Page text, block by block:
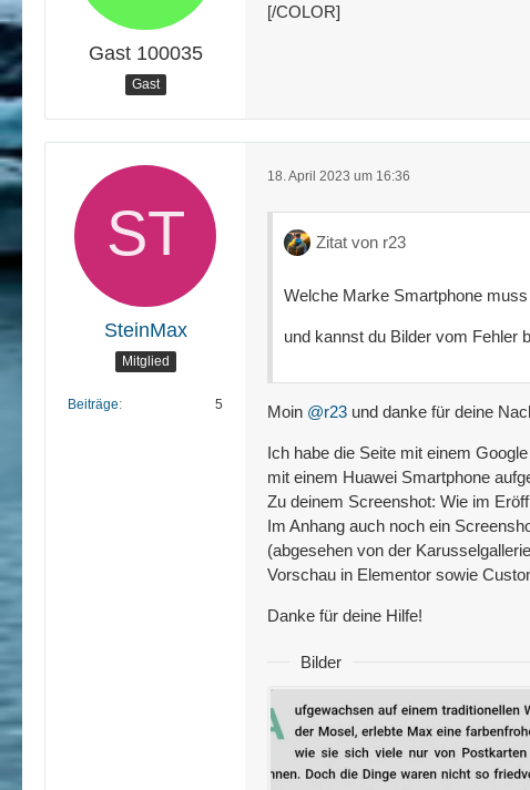
Gast 100035
Gast
[/COLOR]
SteinMax
Mitglied
Beiträge 5
18. April 2023 um 16:36
Zitat von r23
Welche Marke Smartphone
und kannst du Bilder vom Fehler
Moin @r23 und danke für deine
Ich habe die Seite mit einem
mit einem Huawei Smartphone
Zu deinem Screenshot: Wie im
Im Anhang auch noch ein
(abgesehen von der
Vorschau in Elementor sowie
Danke für deine Hilfe!
Bilder